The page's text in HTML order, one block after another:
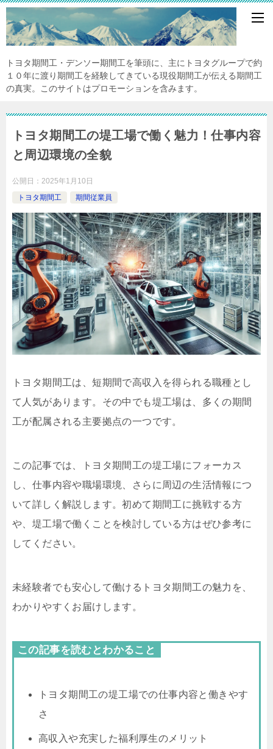
トヨタ期間工・デンソー期間工を筆頭に、主にトヨタグループで約
１０年に渡り期間工を経験してきている現役期間工が伝える期間工
の真実。このサイトはプロモーションを含みます。
トヨタ期間工の堤工場で働く魅力！仕事内容
と周辺環境の全貌
公開日： 2025年1月10日
トヨタ期間工
期間従業員
トヨタ期間工は、短期間で高収入を得られる職種とし
て人気があります。その中でも堤工場は、多くの期間
工が配属される主要拠点の一つです。
この記事では、トヨタ期間工の堤工場にフォーカス
し、仕事内容や職場環境、さらに周辺の生活情報につ
いて詳しく解説します。初めて期間工に挑戦する方
や、堤工場で働くことを検討している方はぜひ参考に
してください。
未経験者でも安心して働けるトヨタ期間工の魅力を、
わかりやすくお届けします。
この記事を読むとわかること
トヨタ期間工の堤工場での仕事内容と働きやす
さ
高収入や充実した福利厚生のメリット